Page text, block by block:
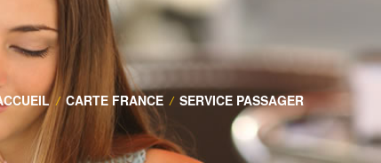
/ CARTE FRANCE / SERVICE PASSAGER